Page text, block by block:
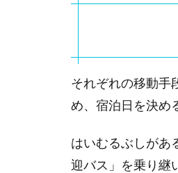
空港
垣港
離島
ル
（バ
それぞれの移動手
め、宿泊日を決め
はいむるぶしがあ
迎バス」を乗り継